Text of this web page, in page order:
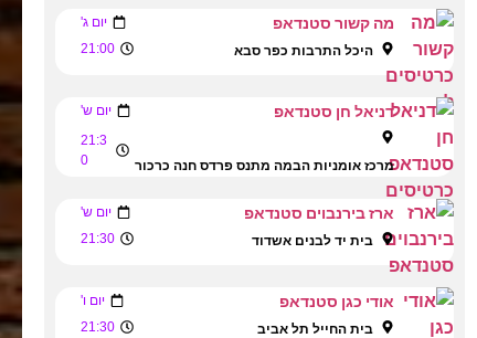
מה קשור סטנדאפ יום ג'
היכל התרבות כפר סבא 21:00
דניאל חן סטנדאפ יום ש'
מרכז אומניות הבמה מתנס פרדס חנה כרכור
21:3
0
ארז בירנבוים סטנדאפ יום ש'
בית יד לבנים אשדוד 21:30
אודי כגן סטנדאפ יום ו'
בית החייל תל אביב 21:30